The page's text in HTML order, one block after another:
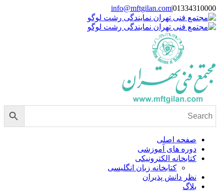
Skip
to
content
01334310000
|
info@mftgilan.com
Instagram
LinkedIn
صفحه اصلی
دوره های آموزشی
کتابخانه الکترونیکی
کتابخانه زبان انگلیسی
نظر دانش پذیران
بلاگ